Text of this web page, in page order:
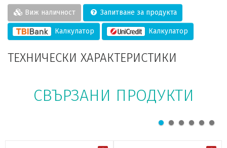
Виж наличност Запитване за продукта
Калкулатор Калкулатор
ТЕХНИЧЕСКИ ХАРАКТЕРИСТИКИ
СВЪРЗАНИ ПРОДУКТИ